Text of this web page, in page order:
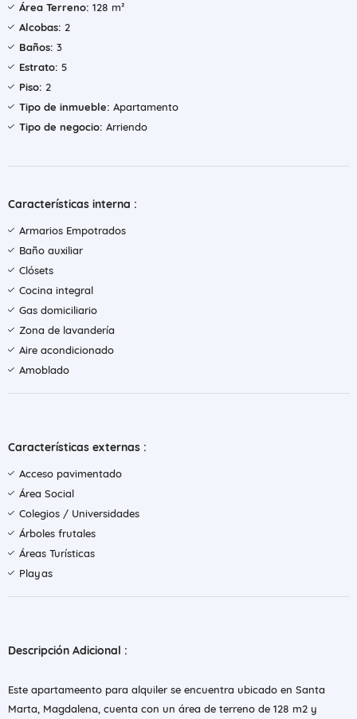
Área Terreno: 128 m²
Alcobas: 2
Baños: 3
Estrato: 5
Piso: 2
Tipo de inmueble: Apartamento
Tipo de negocio: Arriendo
Características interna :
Armarios Empotrados
Baño auxiliar
Clósets
Cocina integral
Gas domiciliario
Zona de lavandería
Aire acondicionado
Amoblado
Características externas :
Acceso pavimentado
Área Social
Colegios / Universidades
Árboles frutales
Áreas Turísticas
Playas
Descripción Adicional :
Este apartameento para alquiler se encuentra ubicado en Santa
Marta, Magdalena, cuenta con un área de terreno de 128 m2 y